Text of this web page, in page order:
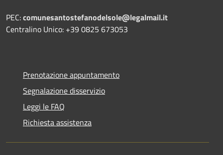
PEC:comunesantostefanodelsole@legalmail.it
Centralino Unico: +39 0825 673053
Prenotazione appuntamento
Segnalazione disservizio
Leggi le FAQ
Richiesta assistenza